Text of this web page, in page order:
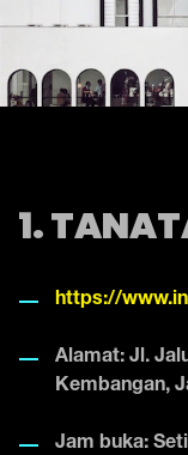
1.
https://
Alamat: Jl.
Kembangan,
Jam buka: